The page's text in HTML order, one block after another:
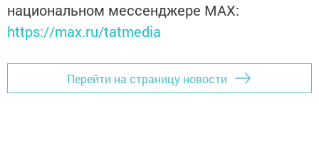
национальном мессенджере MАХ:
https://max.ru/tatmedia
Перейти на страницу новости